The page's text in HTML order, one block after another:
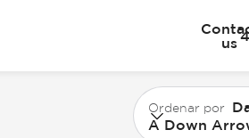
us
Ordenar por
A Down